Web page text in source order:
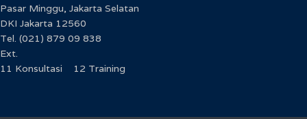
Pasar Minggu, Jakarta Selatan
DKI Jakarta 12560
Tel. (021) 879 09 838
Ext.
11 Konsultasi 12 Training